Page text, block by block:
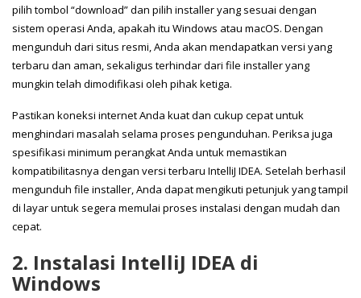
pilih tombol “download” dan pilih installer yang sesuai dengan
sistem operasi Anda, apakah itu Windows atau macOS. Dengan
mengunduh dari situs resmi, Anda akan mendapatkan versi yang
terbaru dan aman, sekaligus terhindar dari file installer yang
mungkin telah dimodifikasi oleh pihak ketiga.
Pastikan koneksi internet Anda kuat dan cukup cepat untuk
menghindari masalah selama proses pengunduhan. Periksa juga
spesifikasi minimum perangkat Anda untuk memastikan
kompatibilitasnya dengan versi terbaru IntelliJ IDEA. Setelah berhasil
mengunduh file installer, Anda dapat mengikuti petunjuk yang tampil
di layar untuk segera memulai proses instalasi dengan mudah dan
cepat.
2. Instalasi IntelliJ IDEA di
Windows